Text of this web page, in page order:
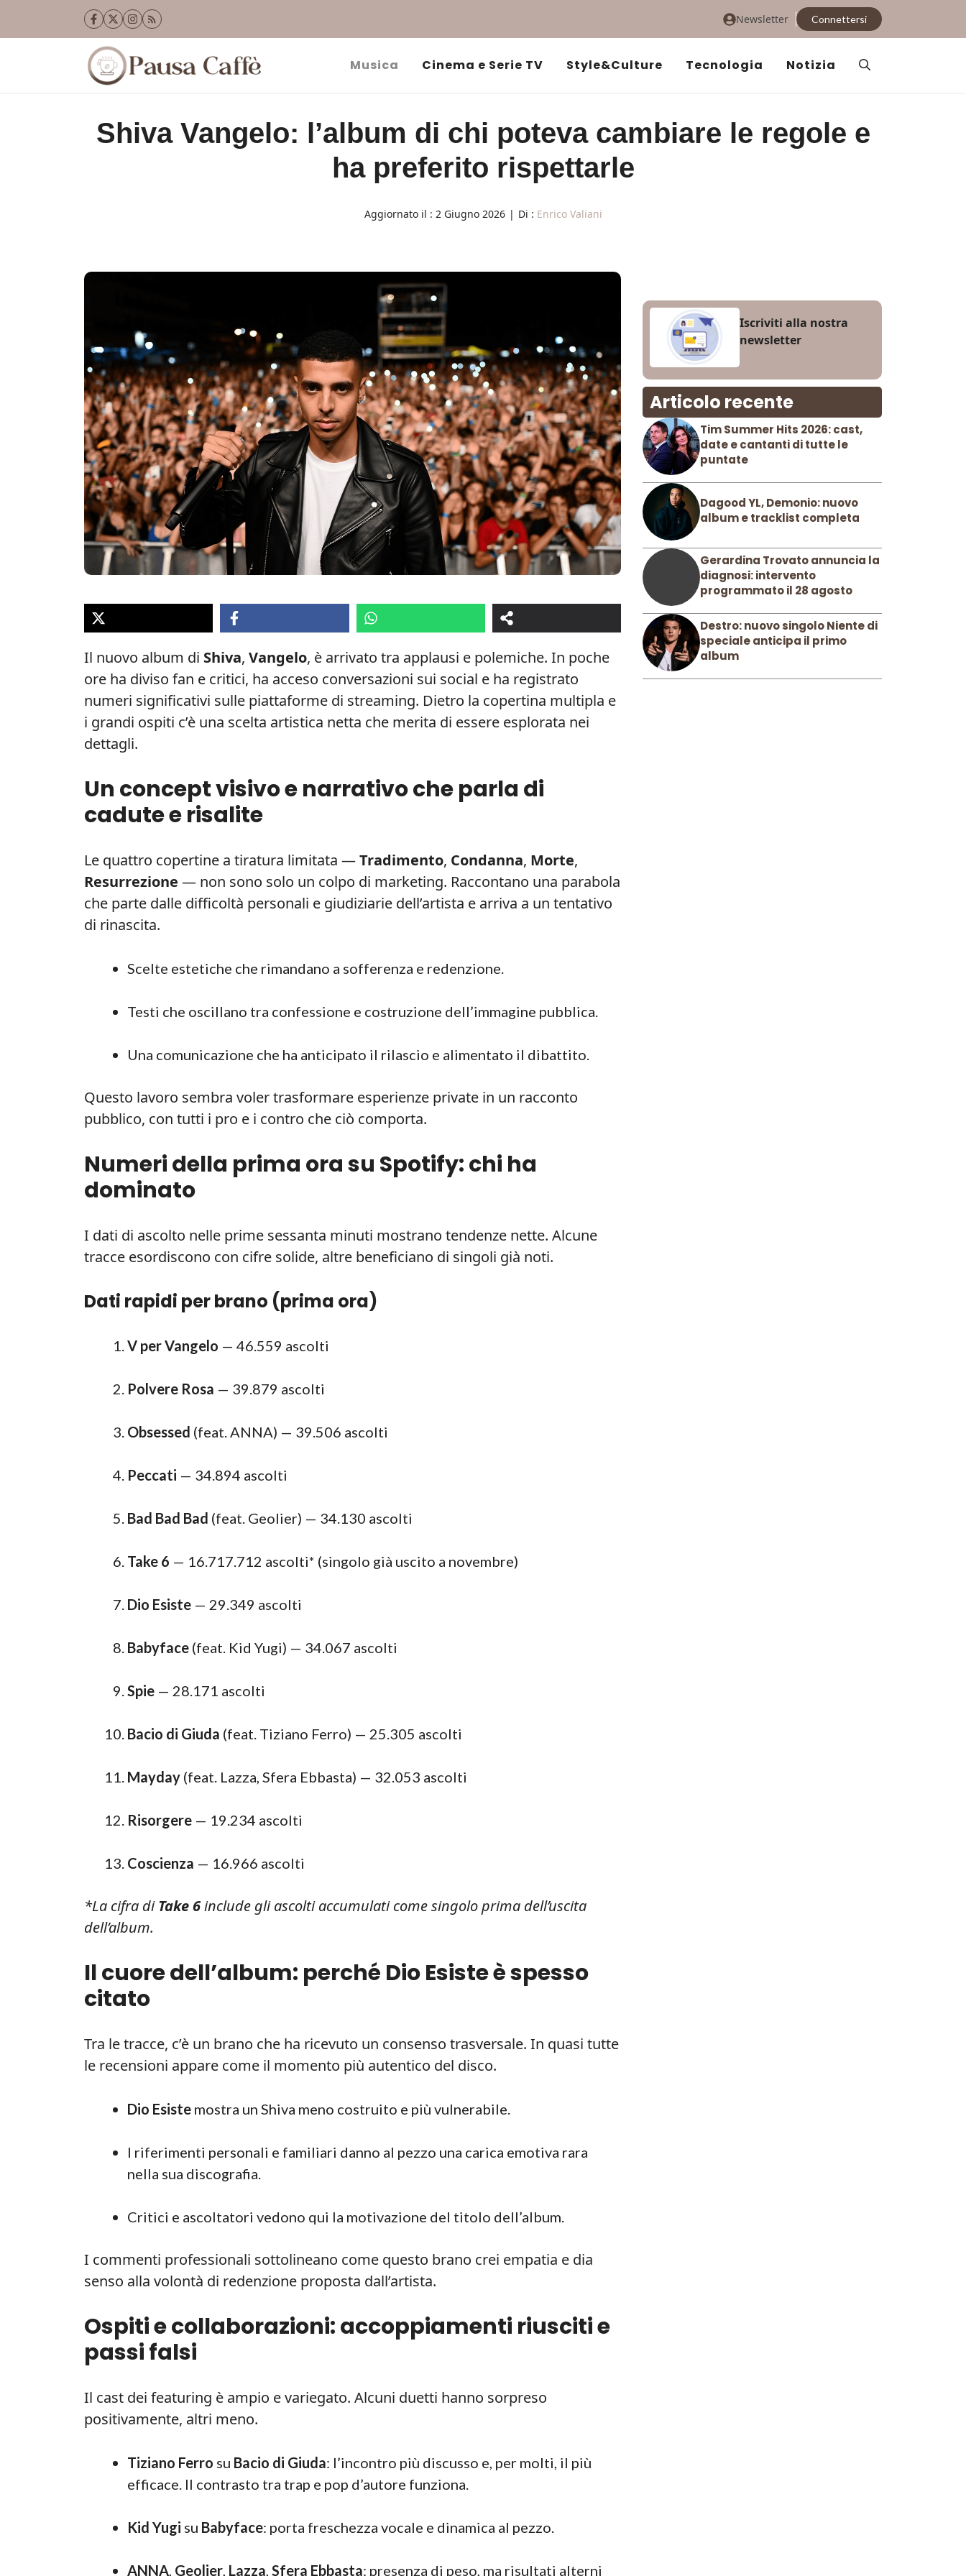
Newsletter Connettersi
Musica Cinema e Serie TV Style&Culture Tecnologia Notizia
Shiva Vangelo: l’album di chi poteva cambiare le regole e
ha preferito rispettarle
Aggiornato il : 2 Giugno 2026 | Di : Enrico Valiani
Il nuovo album di Shiva, Vangelo, è arrivato tra applausi e polemiche. In poche
ore ha diviso fan e critici, ha acceso conversazioni sui social e ha registrato
numeri significativi sulle piattaforme di streaming. Dietro la copertina multipla e
i grandi ospiti c’è una scelta artistica netta che merita di essere esplorata nei
dettagli.
Un concept visivo e narrativo che parla di
cadute e risalite
Le quattro copertine a tiratura limitata —Tradimento, Condanna, Morte,
Resurrezione — non sono solo un colpo di marketing. Raccontano una parabola
che parte dalle difficoltà personali e giudiziarie dell’artista e arriva a un tentativo
di rinascita.
Scelte estetiche che rimandano a sofferenza e redenzione.
Testi che oscillano tra confessione e costruzione dell’immagine pubblica.
Una comunicazione che ha anticipato il rilascio e alimentato il dibattito.
Questo lavoro sembra voler trasformare esperienze private in un racconto
pubblico, con tutti i pro e i contro che ciò comporta.
Numeri della prima ora su Spotify: chi ha
dominato
I dati di ascolto nelle prime sessanta minuti mostrano tendenze nette. Alcune
tracce esordiscono con cifre solide, altre beneficiano di singoli già noti.
Dati rapidi per brano (prima ora)
V per Vangelo — 46.559 ascolti
Polvere Rosa — 39.879 ascolti
Obsessed (feat. ANNA) — 39.506 ascolti
Peccati — 34.894 ascolti
Bad Bad Bad (feat. Geolier) — 34.130 ascolti
Take 6 — 16.717.712 ascolti* (singolo già uscito a novembre)
Dio Esiste — 29.349 ascolti
Babyface (feat. Kid Yugi) — 34.067 ascolti
Spie — 28.171 ascolti
Bacio di Giuda (feat. Tiziano Ferro) — 25.305 ascolti
Mayday (feat. Lazza, Sfera Ebbasta) — 32.053 ascolti
Risorgere — 19.234 ascolti
Coscienza — 16.966 ascolti
*La cifra diTake 6include gli ascolti accumulati come singolo prima dell’uscita
dell’album.
Il cuore dell’album: perché Dio Esisteè spesso
citato
Tra le tracce, c’è un brano che ha ricevuto un consenso trasversale. In quasi tutte
le recensioni appare come il momento più autentico del disco.
Dio Esiste mostra un Shiva meno costruito e più vulnerabile.
I riferimenti personali e familiari danno al pezzo una carica emotiva rara
nella sua discografia.
Critici e ascoltatori vedono qui la motivazione del titolo dell’album.
I commenti professionali sottolineano come questo brano crei empatia e dia
senso alla volontà di redenzione proposta dall’artista.
Ospiti e collaborazioni: accoppiamenti riusciti e
passi falsi
Il cast dei featuring è ampio e variegato. Alcuni duetti hanno sorpreso
positivamente, altri meno.
Tiziano Ferro su Bacio di Giuda: l’incontro più discusso e, per molti, il più
efficace. Il contrasto tra trap e pop d’autore funziona.
Kid Yugi su Babyface: porta freschezza vocale e dinamica al pezzo.
ANNA, Geolier, Lazza, Sfera Ebbasta: presenza di peso, ma risultati alterni
Iscriviti alla nostra
newsletter
Articolo recente
Tim Summer Hits 2026: cast,
date e cantanti di tutte le
puntate
Dagood YL, Demonio: nuovo
album e tracklist completa
Gerardina Trovato annuncia la
diagnosi: intervento
programmato il 28 agosto
Destro: nuovo singolo Niente di
speciale anticipa il primo
album